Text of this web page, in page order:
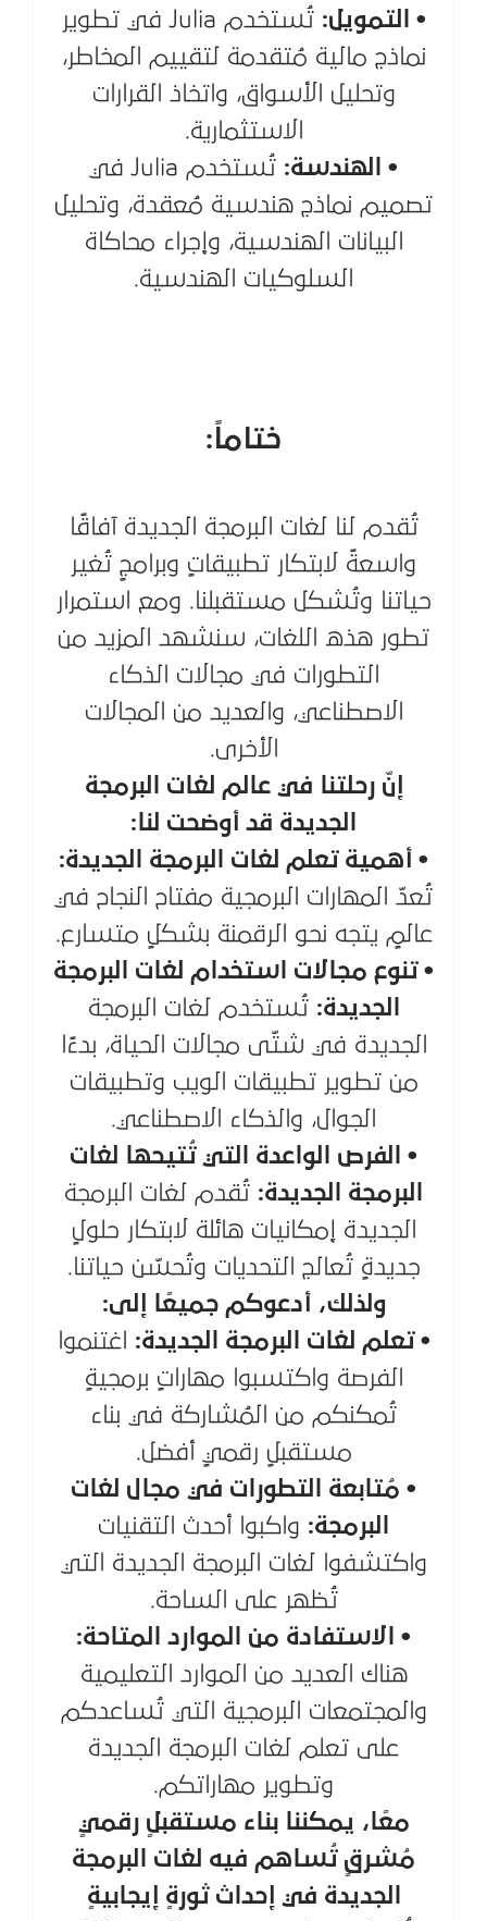
• التمويل:
تُستخدم Julia في تطوير
نماذج مالية مُتقدمة لتقييم المخاطر،
وتحليل الأسواق، واتخاذ القرارات
الاستثمارية.
• الهندسة:
تُستخدم Julia في
تصميم نماذج هندسية مُعقدة، وتحليل
البيانات الهندسية، وإجراء محاكاة
السلوكيات الهندسية.
ختاماً:
تُقدم لنا لغات البرمجة الجديدة آفاقًا
واسعةً لابتكار تطبيقاتٍ وبرامجٍ تُغير
حياتنا وتُشكل مستقبلنا. ومع استمرار
تطور هذه اللغات، سنشهد المزيد من
التطورات في مجالات الذكاء
الاصطناعي، والعديد من المجالات
الأخرى.
إنّ رحلتنا في عالم لغات البرمجة
الجديدة قد أوضحت لنا:
• أهمية تعلم لغات البرمجة الجديدة:
تُعدّ المهارات البرمجية مفتاح النجاح في
عالمٍ يتجه نحو الرقمنة بشكلٍ متسارع.
• تنوع مجالات استخدام لغات البرمجة
الجديدة: تُستخدم لغات البرمجة
الجديدة في شتّى مجالات الحياة، بدءًا
من تطوير تطبيقات الويب وتطبيقات
الجوال، والذكاء الاصطناعي.
• الفرص الواعدة التي تُتيحها لغات
البرمجة الجديدة: تُقدم لغات البرمجة
الجديدة إمكانيات هائلة لابتكار حلولٍ
جديدةٍ تُعالج التحديات وتُحسّن حياتنا.
ولذلك، أدعوكم جميعًا إلى:
• تعلم لغات البرمجة الجديدة: اغتنموا
الفرصة واكتسبوا مهاراتٍ برمجيةٍ
تُمكنكم من المُشاركة في بناء
مستقبلٍ رقميٍ أفضل.
• مُتابعة التطورات في مجال لغات
البرمجة: واكبوا أحدث التقنيات
واكتشفوا لغات البرمجة الجديدة التي
تُظهر على الساحة.
• الاستفادة من الموارد المتاحة:
هناك العديد من الموارد التعليمية
والمجتمعات البرمجية التي تُساعدكم
على تعلم لغات البرمجة الجديدة
وتطوير مهاراتكم.
معًا، يمكننا بناء مستقبلٍ رقميٍ
مُشرقٍ تُساهم فيه لغات البرمجة
الجديدة في إحداث ثورةٍ إيجابيةٍ